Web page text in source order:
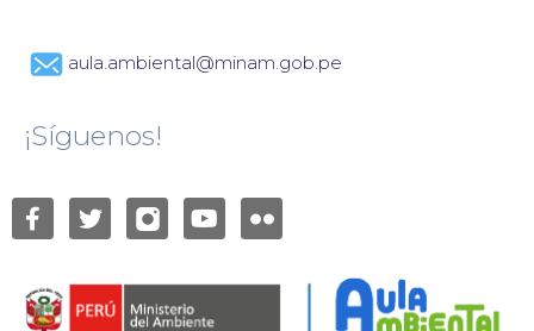
aula.ambiental@minam.gob.pe
¡Síguenos!